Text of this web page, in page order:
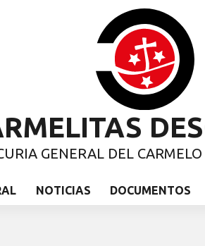
GENERAL DEL
NOTICIAS DOCUMENTOS